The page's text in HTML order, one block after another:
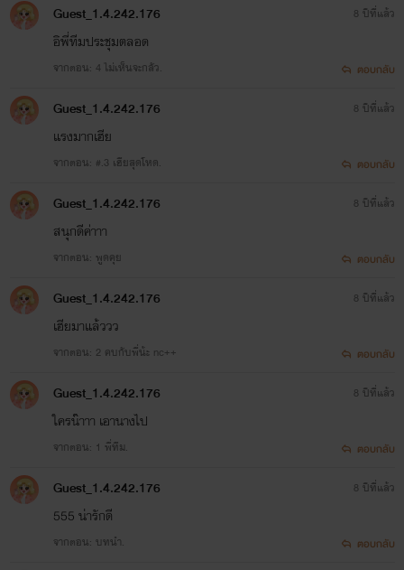
Guest_1.4.242.176
อิพี่ทีมประชุมตลอด
จากตอน: 4 ไม่เห็นจะกลัว.
8 ปีที่แล้ว
ตอบกลับ
Guest_1.4.242.176
แรงมากเฮีย
จากตอน: #.3 เฮียสุดโหด.
8 ปีที่แล้ว
ตอบกลับ
Guest_1.4.242.176
สนุกดีค่าาา
จากตอน: พูดคุย
8 ปีที่แล้ว
ตอบกลับ
Guest_1.4.242.176
เฮียมาแล้ววว
จากตอน: 2 คบกับพี่น้ะ nc++
8 ปีที่แล้ว
ตอบกลับ
Guest_1.4.242.176
ใครน๊าาา เอานางไป
จากตอน: 1 พี่ทีม.
8 ปีที่แล้ว
ตอบกลับ
Guest_1.4.242.176
555 น่ารักดี
จากตอน: บทนำ.
8 ปีที่แล้ว
ตอบกลับ